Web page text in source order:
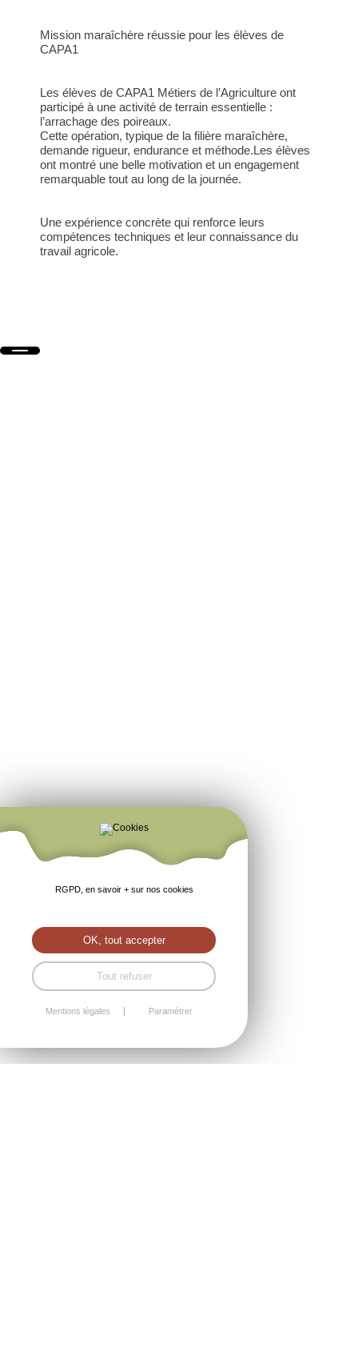
Mission maraîchère réussie pour les élèves de
CAPA1
Les élèves de CAPA1 Métiers de l’Agriculture ont
participé à une activité de terrain essentielle :
l’arrachage des poireaux.
Cette opération, typique de la filière maraîchère,
demande rigueur, endurance et méthode.Les élèves
ont montré une belle motivation et un engagement
remarquable tout au long de la journée.
Une expérience concrète qui renforce leurs
compétences techniques et leur connaissance du
travail agricole.
RGPD, en savoir + sur nos cookies
OK, tout accepter
Tout refuser
Mentions légales Paramétrer